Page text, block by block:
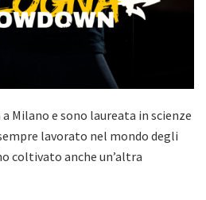
Milano e sono laureata in scienze
lavorato nel mondo degli
coltivato anche un’altra